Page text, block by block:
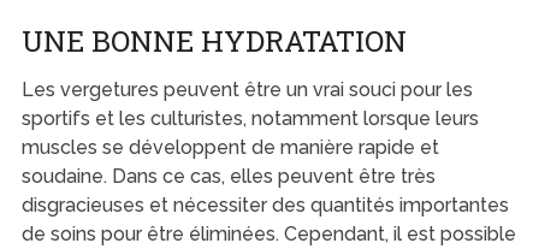
UNE BONNE HYDRATATION
Les vergetures peuvent être un vrai souci pour les
sportifs et les culturistes, notamment lorsque leurs
muscles se développent de manière rapide et
soudaine. Dans ce cas, elles peuvent être très
disgracieuses et nécessiter des quantités importantes
de soins pour être éliminées. Cependant, il est possible